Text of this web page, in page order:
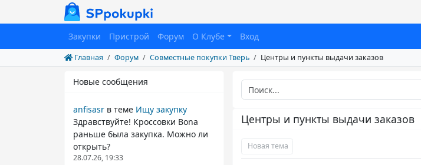
Закупки Пристрой Форум О Клубе Вход
Главная Форум Совместные покупки Тверь Центры и пункты выдачи заказов
Новые сообщения
anfisasr в теме Ищу закупку
Здравствуйте! Кроссовки Bona
раньше была закупка. Можно ли
открыть?
28.07.26, 19:33
Центры и пункты выдачи заказов
Новая тема